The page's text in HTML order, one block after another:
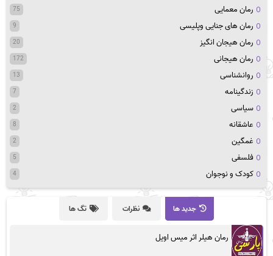
رمان معمایی 75
رمان های جنایی وپلیسی 9
رمان هیجان انگیز 20
رمان هیجانی 172
روانشناسی 13
زندگینامه 7
سیاسی 2
عاشقانه 8
غمگین 2
فلسفی 5
کودک و نوجوان 4
جدید ها نظرات تگ ها
رمان هیلر اثر میس اویل